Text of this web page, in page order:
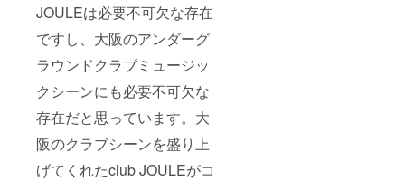
JOULEは必要不可欠な存在
ですし、大阪のアンダーグ
ラウンドクラブミュージッ
クシーンにも必要不可欠な
存在だと思っています。大
阪のクラブシーンを盛り上
げてくれたclub JOULEがコ